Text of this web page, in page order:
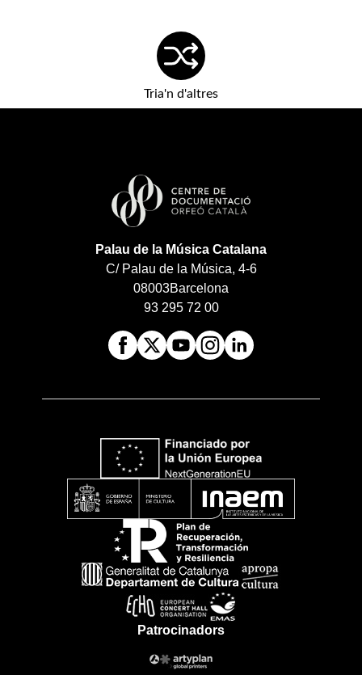
Tria'n d'altres
Palau de la Música Catalana
C/ Palau de la Música, 4-6
08003Barcelona
93 295 72 00
Patrocinadors